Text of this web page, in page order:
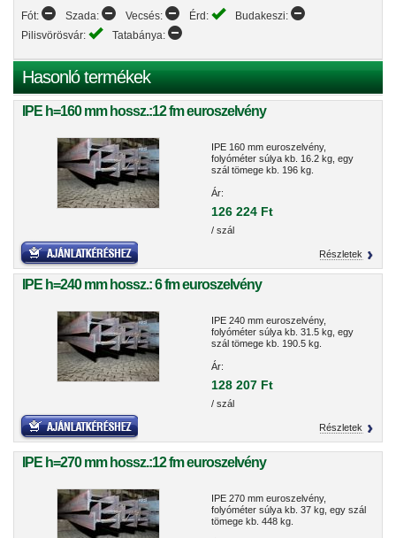
Fót: Szada: Vecsés: Érd:
Budakeszi:
Pilisvörösvár:
Tatabánya:
Hasonló termékek
IPE h=160 mm hossz.:12 fm euroszelvény
IPE 160 mm euroszelvény,
folyóméter súlya kb. 16.2 kg, egy
szál tömege kb. 196 kg.
Ár:
126 224 Ft
/ szál
Részletek
IPE h=240 mm hossz.: 6 fm euroszelvény
IPE 240 mm euroszelvény,
folyóméter súlya kb. 31.5 kg, egy
szál tömege kb. 190.5 kg.
Ár:
128 207 Ft
/ szál
Részletek
IPE h=270 mm hossz.:12 fm euroszelvény
IPE 270 mm euroszelvény,
folyóméter súlya kb. 37 kg, egy szál
tömege kb. 448 kg.